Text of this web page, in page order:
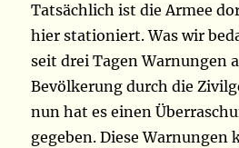
Tatsächlich ist die Armee
hier stationiert. Was wir
seit drei Tagen Warnungen
Bevölkerung durch die
nun hat es einen
gegeben. Diese Warnungen